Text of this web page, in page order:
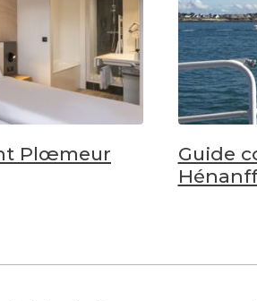
Plœmeur
Guide